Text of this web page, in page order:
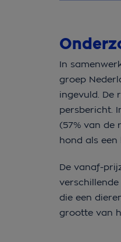
In
groep
ingevuld. De
persbericht.
(57% van de
hond als
De vanaf-
die een
grootte van